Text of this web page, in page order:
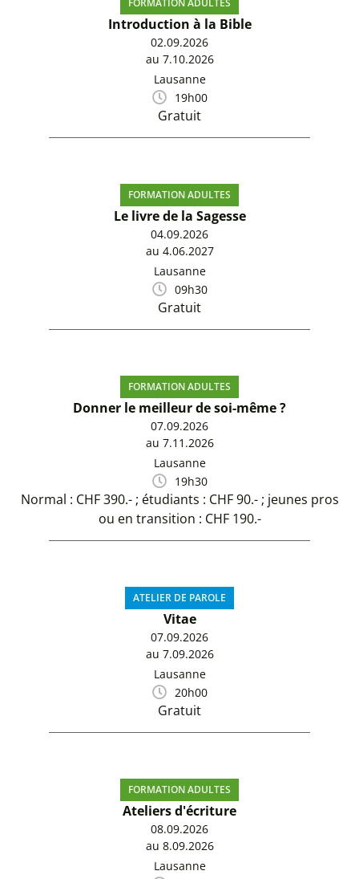
Introduction à la Bible
02.09.2026
au 7.10.2026
Lausanne
19h00
Gratuit
FORMATION ADULTES
Le livre de la Sagesse
04.09.2026
au 4.06.2027
Lausanne
09h30
Gratuit
FORMATION ADULTES
Donner le meilleur de soi-même ?
07.09.2026
au 7.11.2026
Lausanne
19h30
Normal : CHF 390.- ; étudiants : CHF 90.- ; jeunes pros
ou en transition : CHF 190.-
ATELIER DE PAROLE
Vitae
07.09.2026
au 7.09.2026
Lausanne
20h00
Gratuit
FORMATION ADULTES
Ateliers d'écriture
08.09.2026
au 8.09.2026
Lausanne